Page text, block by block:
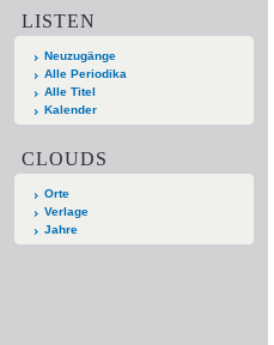
LISTEN
Neuzugänge
Alle Periodika
Alle Titel
Kalender
CLOUDS
Orte
Verlage
Jahre